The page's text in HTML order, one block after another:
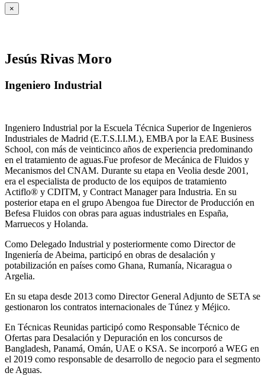
×
Jesús Rivas Moro
Ingeniero Industrial
Ingeniero Industrial por la Escuela Técnica Superior de Ingenieros
Industriales de Madrid (E.T.S.I.I.M.), EMBA por la EAE Business
School, con más de veinticinco años de experiencia predominando
en el tratamiento de aguas.Fue profesor de Mecánica de Fluidos y
Mecanismos del CNAM. Durante su etapa en Veolia desde 2001,
era el especialista de producto de los equipos de tratamiento
Actiflo® y CDITM, y Contract Manager para Industria. En su
posterior etapa en el grupo Abengoa fue Director de Producción en
Befesa Fluidos con obras para aguas industriales en España,
Marruecos y Holanda.
Como Delegado Industrial y posteriormente como Director de
Ingeniería de Abeima, participó en obras de desalación y
potabilización en países como Ghana, Rumanía, Nicaragua o
Argelia.
En su etapa desde 2013 como Director General Adjunto de SETA se
gestionaron los contratos internacionales de Túnez y Méjico.
En Técnicas Reunidas participó como Responsable Técnico de
Ofertas para Desalación y Depuración en los concursos de
Bangladesh, Panamá, Omán, UAE o KSA. Se incorporó a WEG en
el 2019 como responsable de desarrollo de negocio para el segmento
de Aguas.